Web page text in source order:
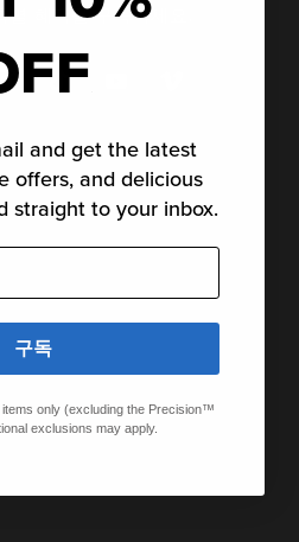
별 혜택을 구독하세요.
TikTok
and get the latest
offers, and delicious
straight to your inbox.
구독
only (excluding the Precision™
exclusions may apply.